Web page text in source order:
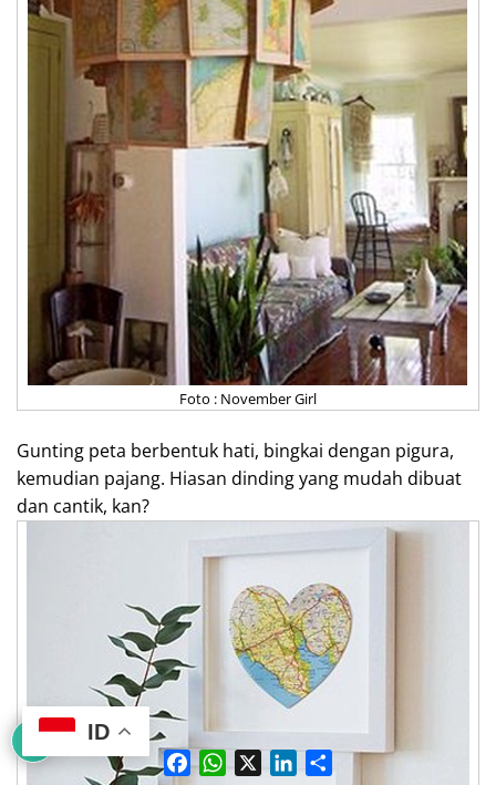
Foto : November Girl
Gunting peta berbentuk hati, bingkai dengan pigura,
kemudian pajang. Hiasan dinding yang mudah dibuat
dan cantik, kan?
F
a
W
h
L
S
ID